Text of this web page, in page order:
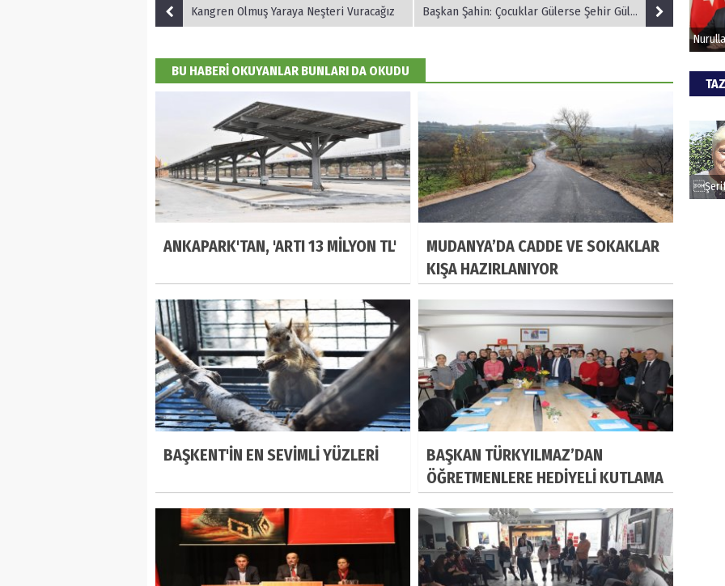
Kangren Olmuş Yaraya Neşteri Vuracağız Başkan Şahin: Çocuklar Gülerse Şehir Güler
BU HABERİ OKUYANLAR BUNLARI DA OKUDU
ANKAPARK'TAN, 'ARTI 13 MİLYON TL'
MUDANYA’DA CADDE VE SOKAKLAR
KIŞA HAZIRLANIYOR
BAŞKENT'İN EN SEVİMLİ YÜZLERİ
BAŞKAN TÜRKYILMAZ’DAN
ÖĞRETMENLERE HEDİYELİ KUTLAMA